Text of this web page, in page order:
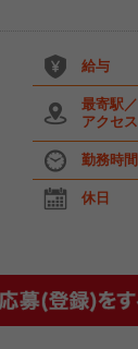
給与
最寄駅／
アクセス
勤務時間
休日